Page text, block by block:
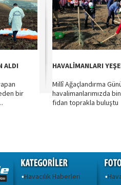
ALDI
bir
HAVALİMANLARI
Millî Ağaçlandırma
havalimanlarımızda
fidan toprakla buluştu
•Havacılık Haberleri
•